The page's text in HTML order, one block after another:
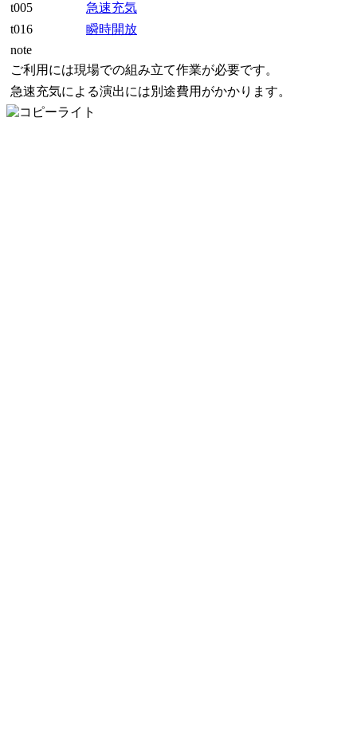
t005
急速充気
t016
瞬時開放
note
ご利用には現場での組み立て作業が必要です。
急速充気による演出には別途費用がかかります。